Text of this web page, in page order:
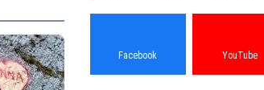
Facebook YouTube